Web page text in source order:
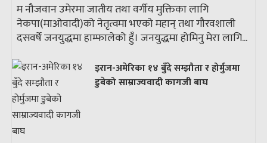
म नौजवान उमेरमा जातीय तथा वर्गीय मुक्तिका लागि
नेकपा(माओवादी)को नेतृत्वमा भएको महान् तथा गौरवशाली
दसवर्षे जनयुद्धमा हाम्फालेको हुँ। जनयुद्धमा होमिनु मेरा लागि...
इरान-अमेरिका १४ बुँदे सम्झौता र होर्मुजमा
डुबेको साम्राज्यवादी कागजी बाघ